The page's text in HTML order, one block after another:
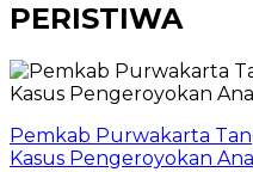
PERISTIWA
Pemkab Purwakarta
Kasus Pengeroyokan